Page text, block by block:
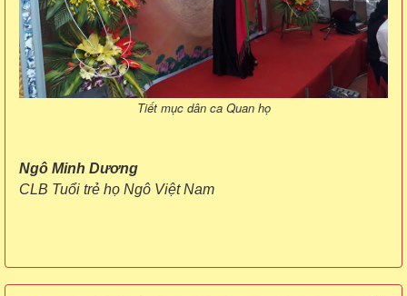
Tiết mục dân ca Quan họ
Ngô Minh Dương
CLB Tuổi trẻ họ Ngô Việt Nam